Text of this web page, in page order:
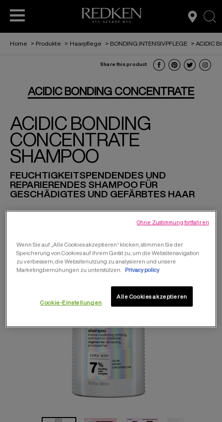
HAARPFLEGE
STYLING
FOR MEN
PROFESSIONELLE HAAR-SERVICES
ACCESS
L’ORÉAL PARTNER SHOP
Home > Produkte > Haarpflege > BONDING INTENSIVPFLEGE > ACIDIC
Share this product
ACIDIC BONDING CONCENTRATE
ACIDIC BONDING
CONCENTRATE
SHAMPOO
FEUCHTIGKEITSPENDENDES UND
REPARIERENDES SHAMPOO FÜR
GESCHÄDIGTES UND GEFÄRBTES HAAR
Wenn Sie auf „Alle Cookies akzeptieren“ klicken, stimmen Sie der
Speicherung von Cookies auf Ihrem Gerät zu, um die Websitenavigation
zu verbessern, die Websitenutzung zu analysieren und unsere
Marketingbemühungen zu unterstützen.
Privacy policy
Cookie-Einstellungen
Alle Cookies akzeptieren
Ohne Zustimmung fortfahren